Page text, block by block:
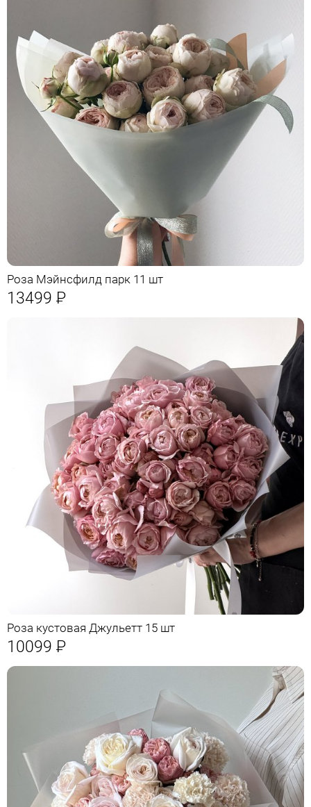
Роза Мэйнсфилд парк 11 шт
13499 Р
Роза кустовая Джульетт 15 шт
10099 Р